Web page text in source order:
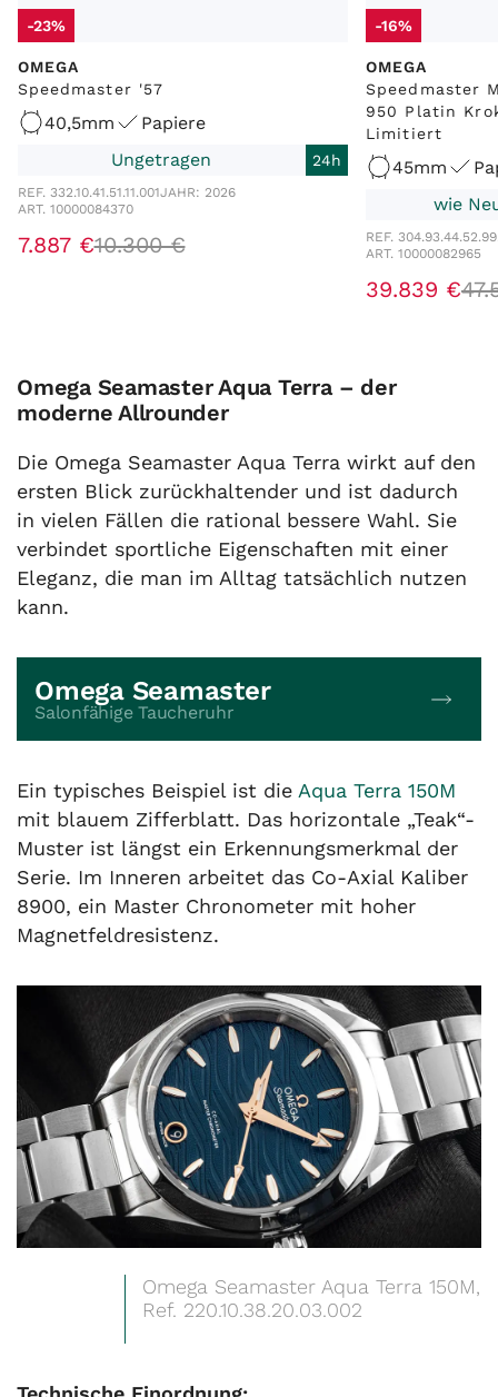
-23%
OMEGA
Speedmaster '57
40,5mm
Papiere
Ungetragen
24h
REF. 332.10.41.51.11.001JAHR: 2026
ART. 10000084370
7.887 €10.300 €
-16%
OMEGA
Speedmaster
950 Platin
Limitiert
45mm
wie
REF.
ART. 10000082965
39.839 €
Omega Seamaster Aqua Terra – der
moderne Allrounder
Die Omega Seamaster Aqua Terra wirkt auf den
ersten Blick zurückhaltender und ist dadurch
in vielen Fällen die rational bessere Wahl. Sie
verbindet sportliche Eigenschaften mit einer
Eleganz, die man im Alltag tatsächlich nutzen
kann.
Omega Seamaster
Salonfähige Taucheruhr
Ein typisches Beispiel ist die Aqua Terra 150M
mit blauem Zifferblatt. Das horizontale „Teak“-
Muster ist längst ein Erkennungsmerkmal der
Serie. Im Inneren arbeitet das Co-Axial Kaliber
8900, ein Master Chronometer mit hoher
Magnetfeldresistenz.
Omega Seamaster Aqua Terra 150M,
Ref. 220.10.38.20.03.002